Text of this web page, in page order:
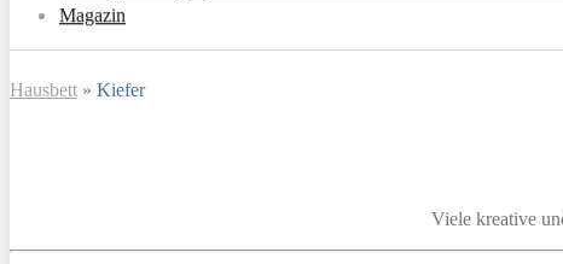
Magazin
Hausbett » Kiefer
Viele kreative